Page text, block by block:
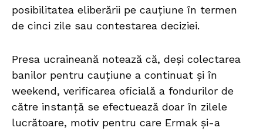
posibilitatea eliberării pe cauțiune în termen
de cinci zile sau contestarea deciziei.
Presa ucraineană notează că, deși colectarea
banilor pentru cauțiune a continuat și în
weekend, verificarea oficială a fondurilor de
către instanță se efectuează doar în zilele
lucrătoare, motiv pentru care Ermak și-a